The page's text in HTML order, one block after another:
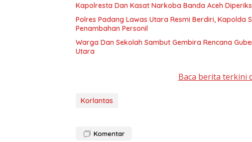
Kapolresta Dan Kasat Narkoba Banda Aceh
Polres Padang Lawas Utara Resmi Berdiri, Kapolda
Penambahan Personil
Warga Dan Sekolah Sambut Gembira Rencana
Utara
Baca berita terkini
Korlantas
Komentar